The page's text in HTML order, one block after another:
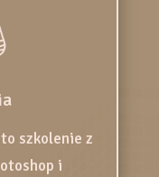
szkolenie z
i